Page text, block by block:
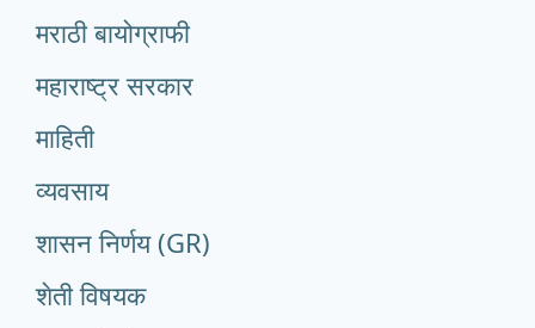
मराठी बायोग्राफी
महाराष्ट्र सरकार
माहिती
व्यवसाय
शासन निर्णय (GR)
शेती विषयक